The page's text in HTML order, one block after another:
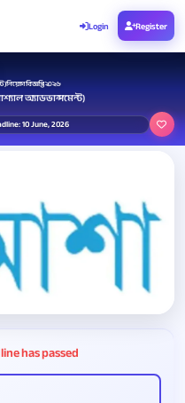
Login Register
বিজ্ঞপ্তি ২০২৬
অ্যাডভান্সমেন্ট)
10 June, 2026
has passed